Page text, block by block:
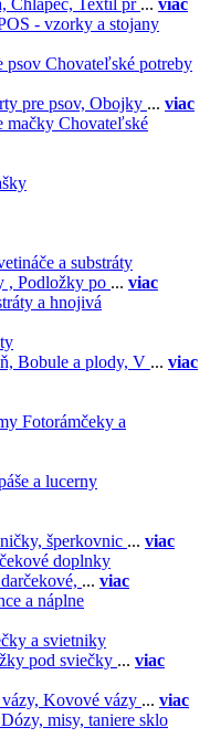
Chlapec, Textil pr ... viac
- vzorky a stojany
Chovateľské potreby
pre psov, Obojky ... viac
Chovateľské
a substráty
, Podložky po ... viac
a hnojivá
Bobule a plody, V ... viac
Fotorámčeky a
a lucerny
šperkovnic ... viac
doplnky
... viac
a náplne
a svietniky
pod sviečky ... viac
Kovové vázy ... viac
Dózy, misy, taniere sklo